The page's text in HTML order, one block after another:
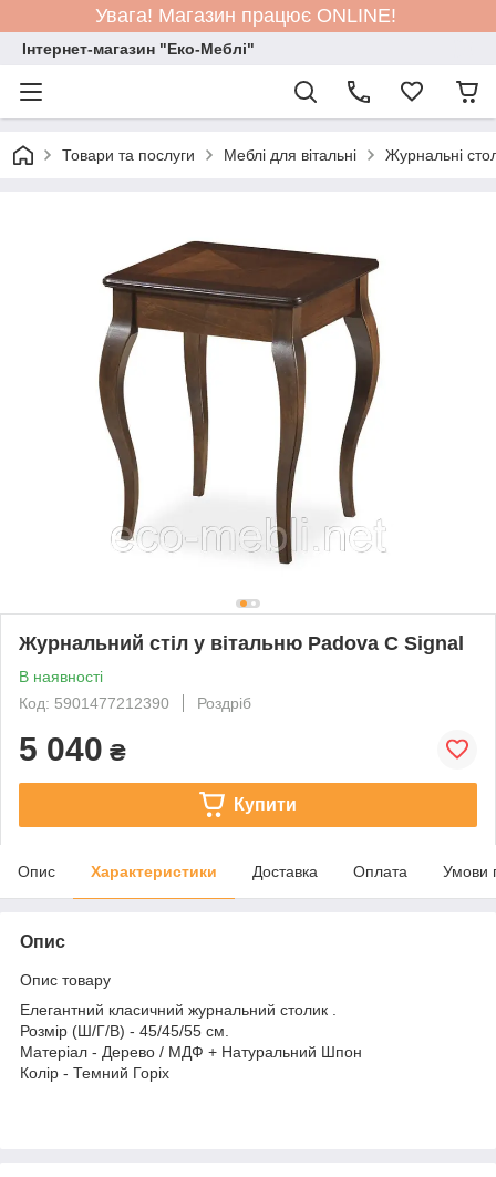
Увага! Магазин працює ONLINE!
Інтернет-магазин "Еко-Меблі"
Товари та послуги Меблі для вітальні Журнальні
Журнальний стіл у вітальню Padova C Signal
В наявності
Код: 5901477212390
Роздріб
5 040 ₴
Купити
Опис Характеристики Доставка Оплата Умови
Опис
Опис товару
Елегантний класичний журнальний столик .
Розмір (Ш/Г/В) - 45/45/55 см.
Матеріал - Дерево / МДФ + Натуральний Шпон
Колір - Темний Горіх